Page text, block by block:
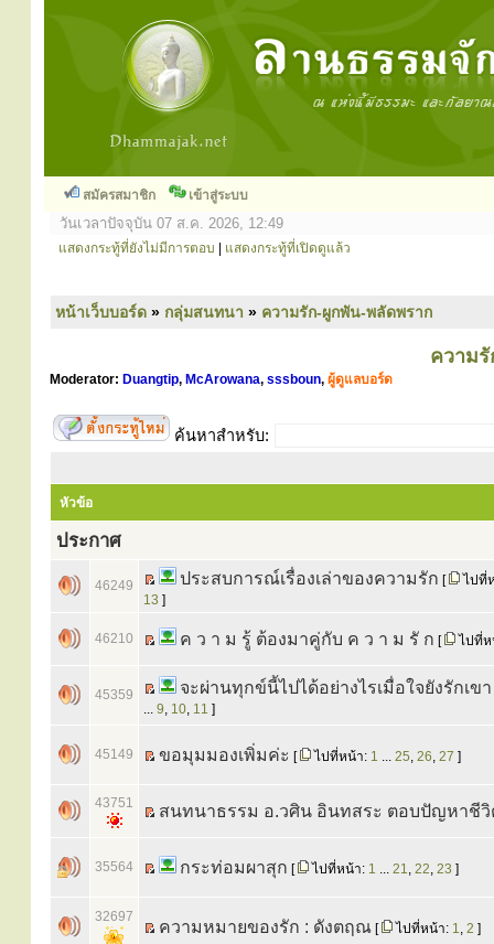
สมัครสมาชิก เข้าสู่ระบบ
วันเวลาปัจจุบัน 07 ส.ค. 2026, 12:49
แสดงกระทู้ที่ยังไม่มีการตอบ แสดงกระทู้ที่เปิดดูแล้ว
หน้าเว็บบอร์ด » กลุ่มสนทนา » ความรัก-ผูกพัน-พลัดพราก
ความ
Moderator: Duangtip, McArowana, sssboun, ผู้ดูแลบอร์ด
ค้นหาสำหรับ:
หัวข้อ
ประกาศ
46249 ประสบการณ์เรื่องเล่าของความรัก [
ไปที่
13 ]
46210 ค ว า ม รู้ ต้องมาคู่กับ ค ว า ม รั ก [ ไปที่
45359 จะผ่านทุกข์นี้ไปได้อย่างไรเมื่อใจยังรักเขา
... 9, 10, 11 ]
45149 ขอมุมมองเพิ่มค่ะ [ ไปที่หน้า: 1 ... 25, 26, 27 ]
43751 สนทนาธรรม อ.วศิน อินทสระ ตอบปัญหาชี
35564 กระท่อมผาสุก [ ไปที่หน้า: 1 ... 21, 22, 23 ]
32697
ความหมายของรัก : ดังตฤณ [ ไปที่หน้า: 1, 2 ]